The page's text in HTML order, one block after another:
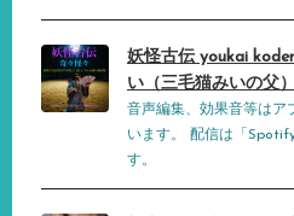
妖怪古伝 youkai
い（三毛猫みいの父）
音声編集、効果音等は
います。 配信は「
す。